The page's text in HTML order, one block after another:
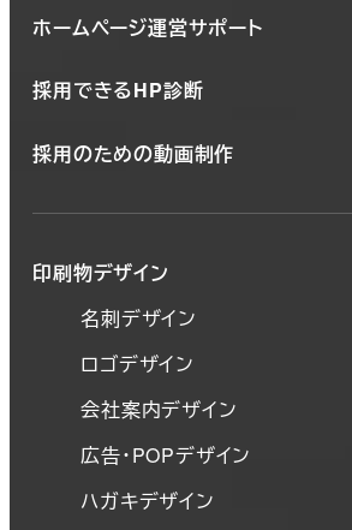
ホームページ運営サポート
採用できるHP診断
採用のための動画制作
印刷物デザイン
名刺デザイン
ロゴデザイン
会社案内デザイン
広告・POPデザイン
ハガキデザイン